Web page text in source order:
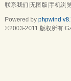
联系我们 无图版 手机浏
Powered by phpwind
©2003-2011 版权所有